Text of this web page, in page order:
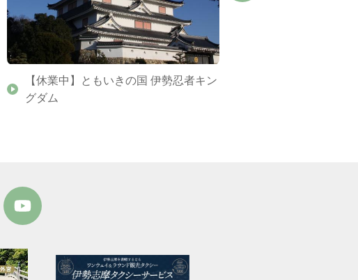
【休業中】ともいきの国 伊勢忍者キン
グダム